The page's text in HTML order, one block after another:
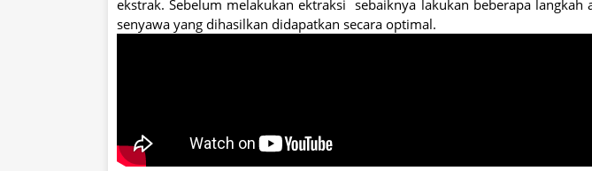
ekstrak. Sebelum melakukan ektraksi sebaiknya lakukan beberapa langkah
senyawa yang dihasilkan didapatkan secara optimal.